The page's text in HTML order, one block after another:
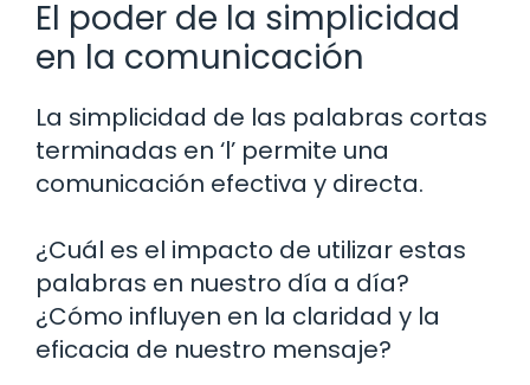
El poder de la simplicidad
en la comunicación
La simplicidad de las palabras cortas
terminadas en ‘l’ permite una
comunicación efectiva y directa.
¿Cuál es el impacto de utilizar estas
palabras en nuestro día a día?
¿Cómo influyen en la claridad y la
eficacia de nuestro mensaje?